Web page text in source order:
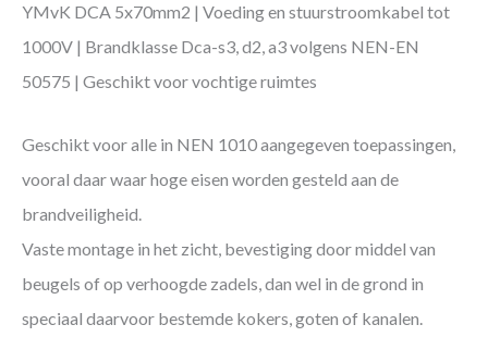
YMvK DCA 5x70mm2 | Voeding en stuurstroomkabel tot
1000V | Brandklasse Dca-s3, d2, a3 volgens NEN-EN
50575 | Geschikt voor vochtige ruimtes
Geschikt voor alle in NEN 1010 aangegeven toepassingen,
vooral daar waar hoge eisen worden gesteld aan de
brandveiligheid.
Vaste montage in het zicht, bevestiging door middel van
beugels of op verhoogde zadels, dan wel in de grond in
speciaal daarvoor bestemde kokers, goten of kanalen.